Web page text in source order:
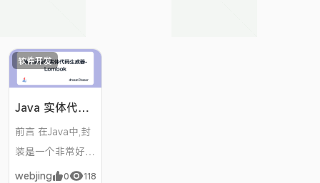
软件开发
Java 实体代码
生成器 lombok
的使用
前言 在Java中,封
装是一个非常好的
机制,最常见的封
webjing 0 118